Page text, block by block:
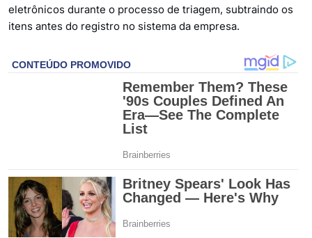
eletrônicos durante o processo de triagem, subtraindo os
itens antes do registro no sistema da empresa.